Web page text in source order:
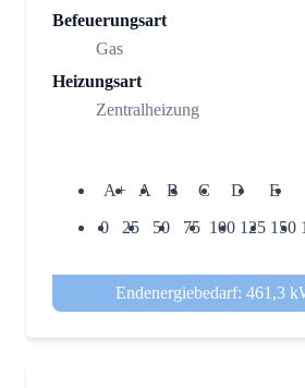
Befeuerungsart
Gas
Heizungsart
Zentralheizung
A+ A B C D E
0
25 50 75 100 125 150
Endenergiebedarf: 461,3